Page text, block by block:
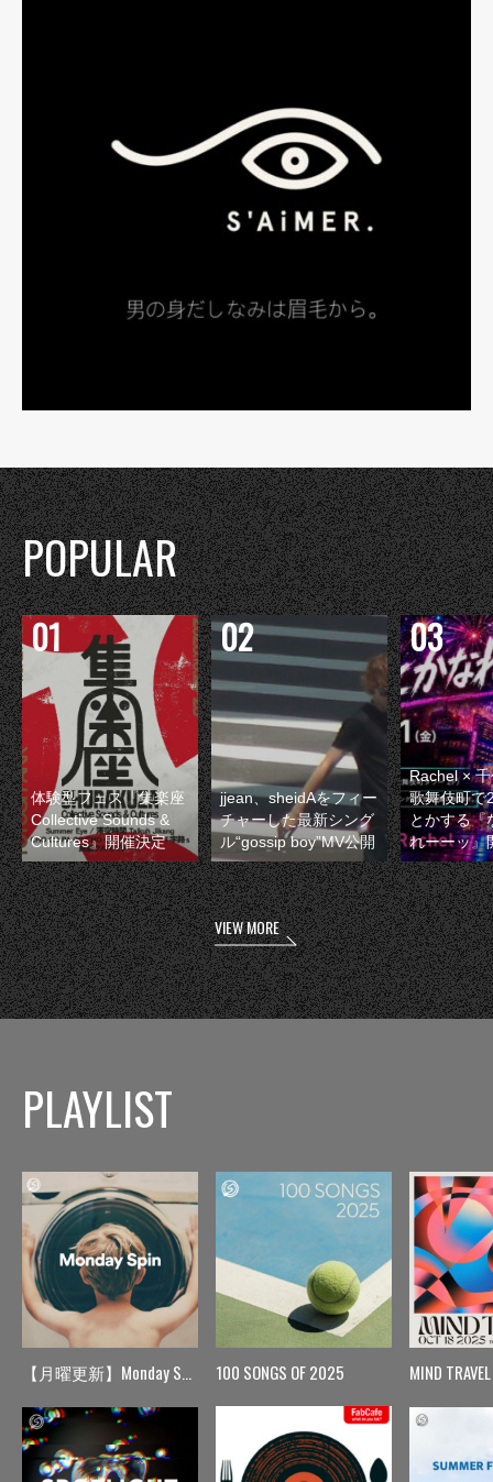
POPULAR
体験型フェス『集楽座
Collective Sounds &
Cultures』開催決定
jjean、sheidAをフィー
チャーした最新シング
ル“gossip boy”MV公開
Rachel ×
歌舞伎町で
とかする『
れーーッ』
VIEW MORE
PLAYLIST
【月曜更新】Monday Spin 100 SONGS OF 2025 MIND TRAVEL